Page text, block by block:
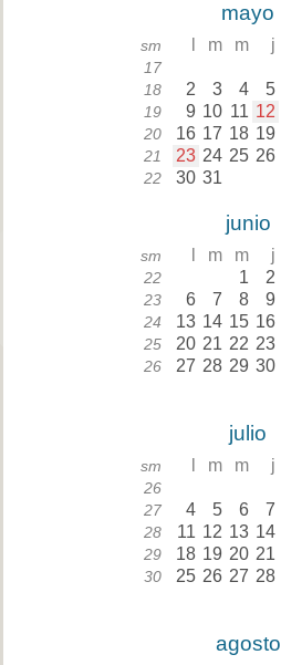
mayo
sm m m j
17
18 2 3 4 5
19 9 10 11 12
20 16 17 18 19
21 23 24 25 26
22 30 31
junio
sm m m j
22 1 2
23 6 7 8 9
24 13 14 15 16
25 20 21 22 23
26 27 28 29 30
julio
sm m m j
26
27 4 5 6 7
28 11 12 13 14
29 18 19 20 21
30 25 26 27 28
agosto